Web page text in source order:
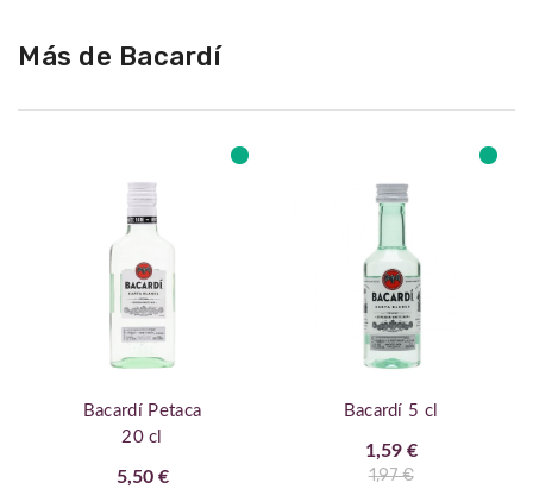
Más de Bacardí
Bacardí Petaca
20 cl
5,50 €
Bacardí 5 cl
1,59 €
1,97 €